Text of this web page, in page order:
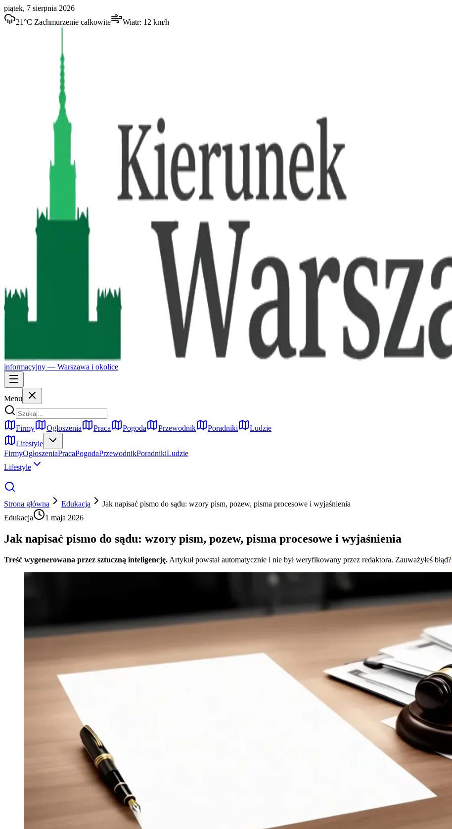
piątek, 7 sierpnia 2026
21°C Zachmurzenie całkowite Wiatr: 12 km/h
informacyjny — Warszawa i okolice
Menu
Firmy Ogłoszenia Praca Pogoda Przewodnik Poradniki
Ludzie
Lifestyle
FirmyOgłoszeniaPracaPogodaPrzewodnikPoradnikiLudzie
Lifestyle
Strona główna Edukacja
Jak napisać pismo do sądu: wzory pism, pozew, pisma procesowe i wyjaśnienia
Edukacja
1 maja 2026
Jak napisać pismo do sądu: wzory pism, pozew, pisma procesowe i wyjaśnienia
Treść wygenerowana przez sztuczną inteligencję. Artykuł powstał automatycznie i nie był weryfikowany przez redaktora. Zauważyłeś błąd?